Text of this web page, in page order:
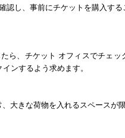
認し、事前にチケットを購入する
ら、チケット オフィスでチェ
ンするよう求めます。
大きな荷物を入れるスペースが